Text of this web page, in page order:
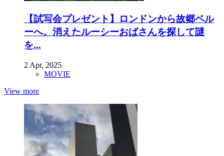
【試写会プレゼント】ロンドンから故郷ペル
ーへ。消えたルーシーおばさんを探して謎
を...
2 Apr, 2025
MOVIE
View more